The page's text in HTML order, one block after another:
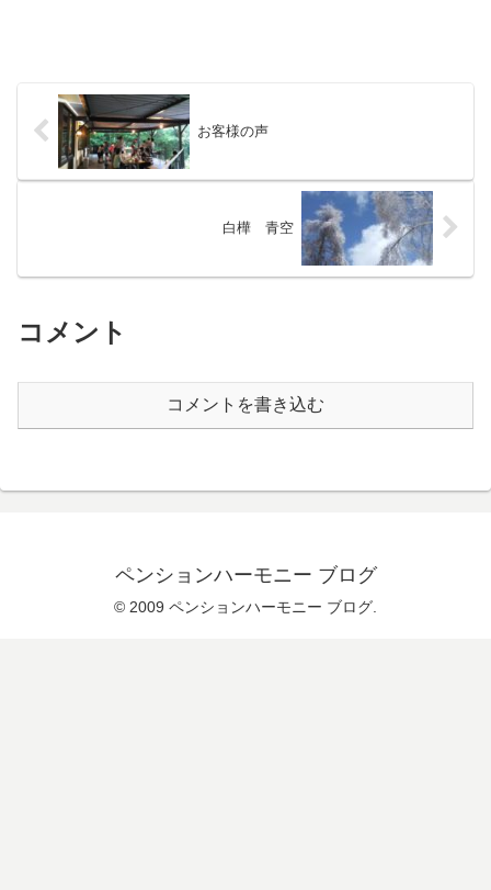
お客様の声
白樺 青空
コメント
コメントを書き込む
ペンションハーモニー ブログ
© 2009 ペンションハーモニー ブログ.